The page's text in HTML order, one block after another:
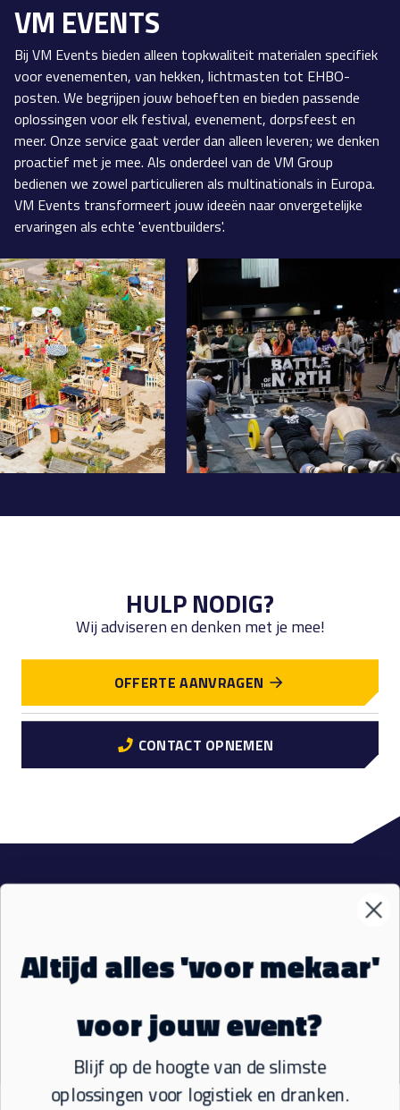
VM EVENTS
Bij VM Events bieden alleen topkwaliteit materialen specifiek
voor evenementen, van hekken, lichtmasten tot EHBO-
posten. We begrijpen jouw behoeften en bieden passende
oplossingen voor elk festival, evenement, dorpsfeest en
meer. Onze service gaat verder dan alleen leveren; we denken
proactief met je mee. Als onderdeel van de VM Group
bedienen we zowel particulieren als multinationals in Europa.
VM Events transformeert jouw ideeën naar onvergetelijke
ervaringen als echte 'eventbuilders'.
HULP NODIG?
Wij adviseren en denken met je mee!
OFFERTE AANVRAGEN
CONTACT OPNEMEN
VM Events
Altijd alles 'voor mekaar'
voor jouw event?
Blijf op de hoogte van de slimste
oplossingen voor logistiek en dranken.